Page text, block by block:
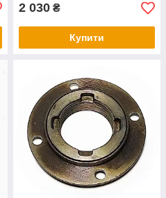
2 030 ₴
Купити